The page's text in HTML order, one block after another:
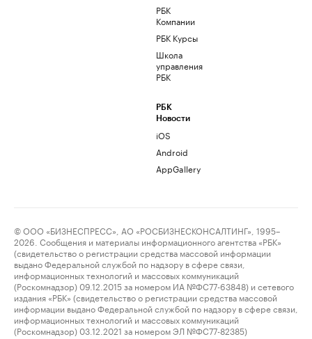
РБК
Компании
РБК Курсы
Школа
управления
РБК
РБК
Новости
iOS
Android
AppGallery
© ООО «БИЗНЕСПРЕСС», АО «РОСБИЗНЕСКОНСАЛТИНГ», 1995–
2026. Сообщения и материалы информационного агентства «РБК»
(свидетельство о регистрации средства массовой информации
выдано Федеральной службой по надзору в сфере связи,
информационных технологий и массовых коммуникаций
(Роскомнадзор) 09.12.2015 за номером ИА №ФС77-63848) и сетевого
издания «РБК» (свидетельство о регистрации средства массовой
информации выдано Федеральной службой по надзору в сфере связи,
информационных технологий и массовых коммуникаций
(Роскомнадзор) 03.12.2021 за номером ЭЛ №ФС77-82385)